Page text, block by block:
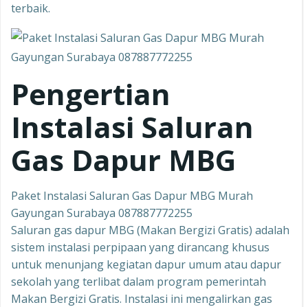
terbaik.
Pengertian
Instalasi Saluran
Gas Dapur MBG
Paket Instalasi Saluran Gas Dapur MBG Murah
Gayungan Surabaya 087887772255
Saluran gas dapur MBG (Makan Bergizi Gratis) adalah
sistem instalasi perpipaan yang dirancang khusus
untuk menunjang kegiatan dapur umum atau dapur
sekolah yang terlibat dalam program pemerintah
Makan Bergizi Gratis. Instalasi ini mengalirkan gas